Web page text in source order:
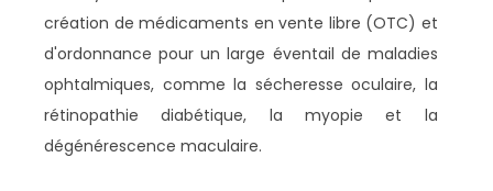
création de médicaments en vente libre (OTC) et
d'ordonnance pour un large éventail de maladies
ophtalmiques, comme la sécheresse oculaire, la
rétinopathie diabétique, la myopie et la
dégénérescence maculaire.